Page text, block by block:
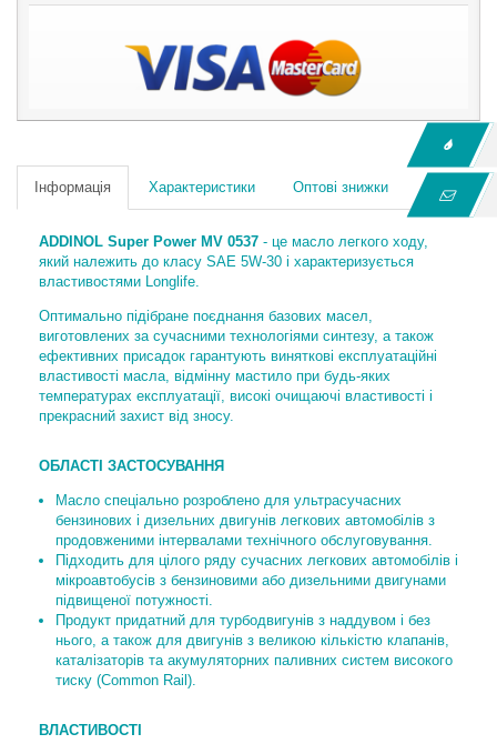
Інформація Характеристики Оптові знижки
ADDINOL Super Power MV 0537 - це масло легкого ходу,
який належить до класу SAE 5W-30 і характеризується
властивостями Longlife.
Оптимально підібране поєднання базових масел,
виготовлених за сучасними технологіями синтезу, а також
ефективних присадок гарантують виняткові експлуатаційні
властивості масла, відмінну мастило при будь-яких
температурах експлуатації, високі очищаючі властивості і
прекрасний захист від зносу.
ОБЛАСТІ ЗАСТОСУВАННЯ
Масло спеціально розроблено для ультрасучасних
бензинових і дизельних двигунів легкових автомобілів з
продовженими інтервалами технічного обслуговування.
Підходить для цілого ряду сучасних легкових автомобілів і
мікроавтобусів з бензиновими або дизельними двигунами
підвищеної потужності.
Продукт придатний для турбодвигунів з наддувом і без
нього, а також для двигунів з великою кількістю клапанів,
каталізаторів та акумуляторних паливних систем високого
тиску (Common Rail).
ВЛАСТИВОСТІ